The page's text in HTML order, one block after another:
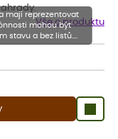
Vše o produktu
mají reprezentovat
mohou být
stavu a bez listů.
je uvedená výška,